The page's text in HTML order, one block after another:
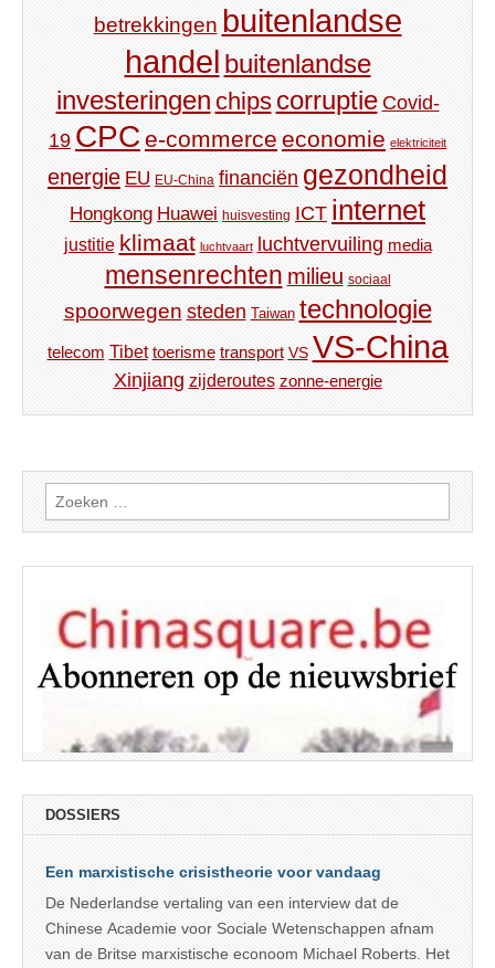
betrekkingen buitenlandse
handel buitenlandse
investeringen chips corruptie Covid-
19 CPC e-commerce economie elektriciteit
energie EU EU-China financiën gezondheid
Hongkong Huawei huisvesting ICT internet
justitie klimaat luchtvaart luchtvervuiling media
mensenrechten milieu sociaal
spoorwegen steden Taiwan technologie
telecom Tibet toerisme transport VS VS-China
Xinjiang zijderoutes zonne-energie
Zoeken
naar:
DOSSIERS
Een marxistische crisistheorie voor vandaag
De Nederlandse vertaling van een interview dat de
Chinese Academie voor Sociale Wetenschappen afnam
van de Britse marxistische econoom Michael Roberts. Het